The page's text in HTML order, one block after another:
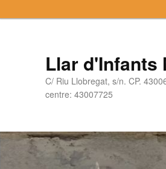
Llar d'Infants
C/ Riu Llobregat, s/n. CP.
centre: 43007725